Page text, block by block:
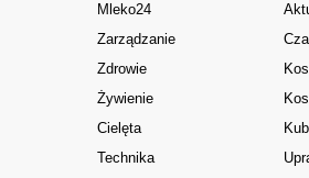
Mleko24
Zarządzanie
Zdrowie
Żywienie
Cielęta
Technika